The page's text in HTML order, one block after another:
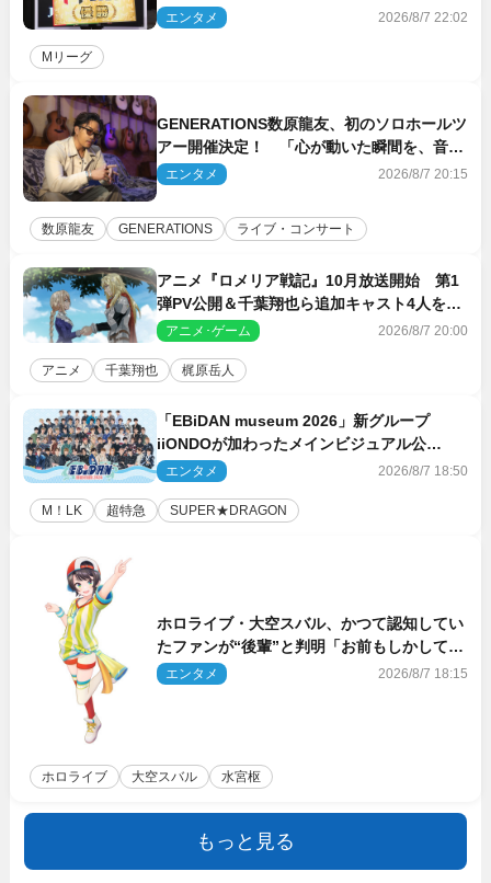
幕引き
エンタメ 2026/8/7 22:02
Mリーグ
GENERATIONS数原龍友、初のソロホールツ
アー開催決定！ 「心が動いた瞬間を、音に
乗せてお届けできれば」
エンタメ 2026/8/7 20:15
数原龍友 GENERATIONS ライブ・コンサート
アニメ『ロメリア戦記』10月放送開始 第1
弾PV公開＆千葉翔也ら追加キャスト4人を発
表アニメ･ゲーム 2026/8/7 20:00
アニメ 千葉翔也 梶原岳人
「EBiDAN museum 2026」新グループ
iiONDOが加わったメインビジュアル公
開！ 開催記念グッズラインナップも
エンタメ 2026/8/7 18:50
M！LK 超特急 SUPER★DRAGON
ホロライブ・大空スバル、かつて認知してい
たファンが“後輩”と判明「お前もしかしてあ
のときの？」
エンタメ 2026/8/7 18:15
ホロライブ 大空スバル 水宮枢
もっと見る